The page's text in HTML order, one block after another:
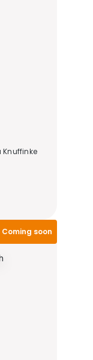
Knuffinke
Coming soon